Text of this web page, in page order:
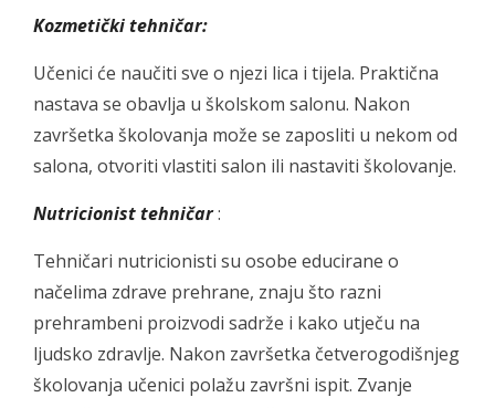
Kozmetički tehničar:
Učenici će naučiti sve o njezi lica i tijela. Praktična
nastava se obavlja u školskom salonu. Nakon
završetka školovanja može se zaposliti u nekom od
salona, otvoriti vlastiti salon ili nastaviti školovanje.
Nutricionist tehničar:
Tehničari nutricionisti su osobe educirane o
načelima zdrave prehrane, znaju što razni
prehrambeni proizvodi sadrže i kako utječu na
ljudsko zdravlje. Nakon završetka četverogodišnjeg
školovanja učenici polažu završni ispit. Zvanje